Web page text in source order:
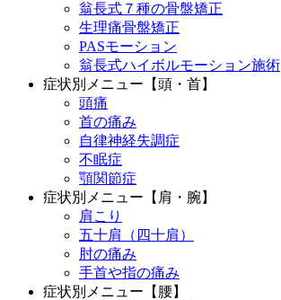
翁長式７種の骨盤矯正
生理痛骨盤矯正
PASモーション
翁長式ハイボルモーション施術
症状別メニュー【頭・首】
頭痛
首の痛み
自律神経失調症
不眠症
顎関節症
症状別メニュー【肩・腕】
肩こり
五十肩（四十肩）
肘の痛み
手首や指の痛み
症状別メニュー【腰】